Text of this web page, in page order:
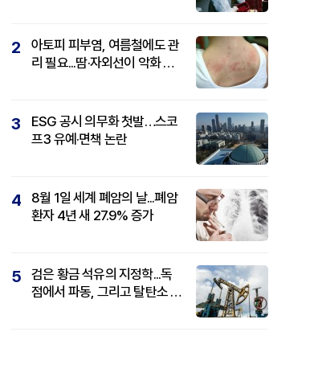
2
아토피 피부염, 여름철에도 관
리 필요...땀·자외선이 악화 요
3
ESG 공시 의무화 첫발…스코
프3 유예·면책 논란
4
8월 1일 세계 폐암의 날...폐암
환자 4년 새 27.9% 증가
5
검은 황금 석유의 지정학...독
점에서 파동, 그리고 탈탄소 패